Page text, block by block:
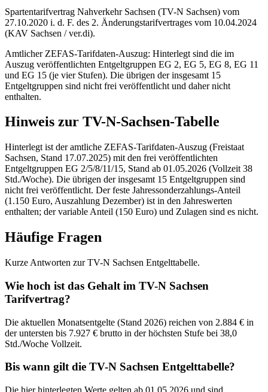
Spartentarifvertrag Nahverkehr Sachsen (TV-N Sachsen) vom
27.10.2020 i. d. F. des 2. Änderungstarifvertrages vom 10.04.2024
(KAV Sachsen / ver.di).
Amtlicher ZEFAS-Tarifdaten-Auszug: Hinterlegt sind die im
Auszug veröffentlichten Entgeltgruppen EG 2, EG 5, EG 8, EG 11
und EG 15 (je vier Stufen). Die übrigen der insgesamt 15
Entgeltgruppen sind nicht frei veröffentlicht und daher nicht
enthalten.
Hinweis zur TV-N-Sachsen-Tabelle
Hinterlegt ist der amtliche ZEFAS-Tarifdaten-Auszug (Freistaat
Sachsen, Stand 17.07.2025) mit den frei veröffentlichten
Entgeltgruppen EG 2/5/8/11/15, Stand ab 01.05.2026 (Vollzeit 38
Std./Woche). Die übrigen der insgesamt 15 Entgeltgruppen sind
nicht frei veröffentlicht. Der feste Jahressonderzahlungs-Anteil
(1.150 Euro, Auszahlung Dezember) ist in den Jahreswerten
enthalten; der variable Anteil (150 Euro) und Zulagen sind es nicht.
Häufige Fragen
Kurze Antworten zur TV-N Sachsen Entgelttabelle.
Wie hoch ist das Gehalt im TV-N Sachsen
Tarifvertrag?
Die aktuellen Monatsentgelte (Stand 2026) reichen von 2.884 € in
der untersten bis 7.927 € brutto in der höchsten Stufe bei 38,0
Std./Woche Vollzeit.
Bis wann gilt die TV-N Sachsen Entgelttabelle?
Die hier hinterlegten Werte gelten ab 01.05.2026 und sind